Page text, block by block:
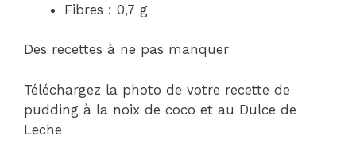
Fibres : 0,7 g
Des recettes à ne pas manquer
Téléchargez la photo de votre recette de
pudding à la noix de coco et au Dulce de
Leche